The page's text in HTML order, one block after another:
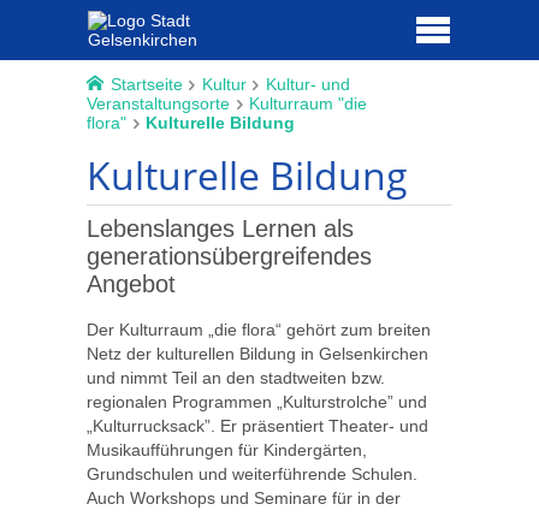
Startseite Kultur
Kultur- und
Veranstaltungsorte
Kulturraum "die
flora"
Kulturelle Bildung
Kulturelle Bildung
Lebenslanges Lernen als
generationsübergreifendes
Angebot
Der Kulturraum „die flora“ gehört zum breiten
Netz der kulturellen Bildung in Gelsenkirchen
und nimmt Teil an den stadtweiten bzw.
regionalen Programmen „Kulturstrolche” und
„Kulturrucksack”. Er präsentiert Theater- und
Musikaufführungen für Kindergärten,
Grundschulen und weiterführende Schulen.
Auch Workshops und Seminare für in der